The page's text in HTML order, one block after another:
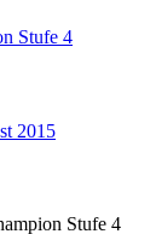
2015